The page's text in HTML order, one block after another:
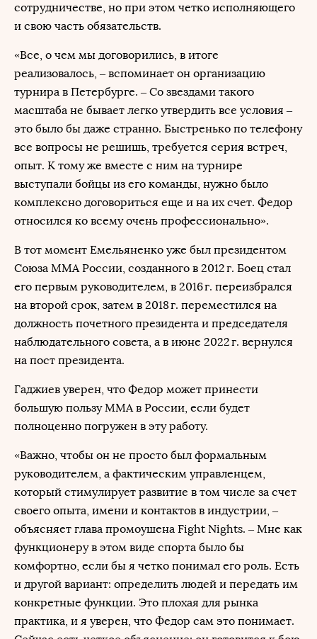
сотрудничестве, но при этом четко исполняющего
и свою часть обязательств.
«Все, о чем мы договорились, в итоге
реализовалось, – вспоминает он организацию
турнира в Петербурге. – Со звездами такого
масштаба не бывает легко утвердить все условия –
это было бы даже странно. Быстренько по телефону
все вопросы не решишь, требуется серия встреч,
опыт. К тому же вместе с ним на турнире
выступали бойцы из его команды, нужно было
комплексно договориться еще и на их счет. Федор
относился ко всему очень профессионально».
В тот момент Емельяненко уже был президентом
Союза ММА России, созданного в 2012 г. Боец стал
его первым руководителем, в 2016 г. переизбрался
на второй срок, затем в 2018 г. переместился на
должность почетного президента и председателя
наблюдательного совета, а в июне 2022 г. вернулся
на пост президента.
Гаджиев уверен, что Федор может принести
большую пользу ММА в России, если будет
полноценно погружен в эту работу.
«Важно, чтобы он не просто был формальным
руководителем, а фактическим управленцем,
который стимулирует развитие в том числе за счет
своего опыта, имени и контактов в индустрии, –
объясняет глава промоушена Fight Nights. – Мне как
функционеру в этом виде спорта было бы
комфортно, если бы я четко понимал его роль. Есть
и другой вариант: определить людей и передать им
конкретные функции. Это плохая для рынка
практика, и я уверен, что Федор сам это понимает.